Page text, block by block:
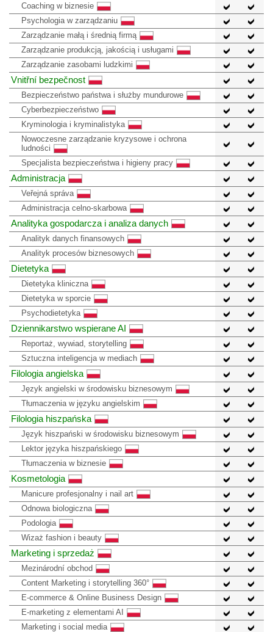
Coaching w biznesie
Psychologia w zarządzaniu
Zarządzanie małą i średnią firmą
Zarządzanie produkcją, jakością i usługami
Zarządzanie zasobami ludzkimi
Vnitřní bezpečnost
Bezpieczeństwo państwa i służby mundurowe
Cyberbezpieczeństwo
Kryminologia i kryminalistyka
Nowoczesne zarządzanie kryzysowe i ochrona
ludności
Specjalista bezpieczeństwa i higieny pracy
Administracja
Veřejná správa
Administracja celno-skarbowa
Analityka gospodarcza i analiza danych
Analityk danych finansowych
Analityk procesów biznesowych
Dietetyka
Dietetyka kliniczna
Dietetyka w sporcie
Psychodietetyka
Dziennikarstwo wspierane AI
Reportaż, wywiad, storytelling
Sztuczna inteligencja w mediach
Filologia angielska
Język angielski w środowisku biznesowym
Tłumaczenia w języku angielskim
Filologia hiszpańska
Język hiszpański w środowisku biznesowym
Lektor języka hiszpańskiego
Tłumaczenia w biznesie
Kosmetologia
Manicure profesjonalny i nail art
Odnowa biologiczna
Podologia
Wizaż fashion i beauty
Marketing i sprzedaż
Mezinárodní obchod
Content Marketing i storytelling 360°
E-commerce & Online Business Design
E-marketing z elementami AI
Marketing i social media